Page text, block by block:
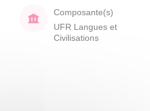
Composante(s)
UFR Langues et
Civilisations